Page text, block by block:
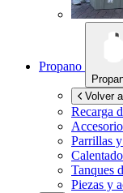
Propano
Volver
Recarga
Parrillas
Tanques
Piezas y